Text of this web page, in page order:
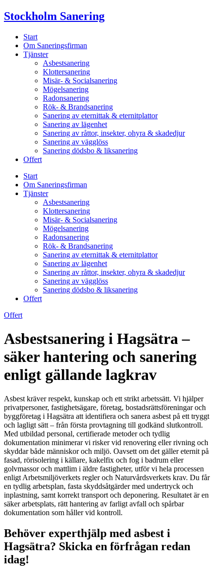
Skip
to
Stockholm Sanering
Start
Om Saneringsfirman
Tjänster
Asbestsanering
Klottersanering
Misär- & Socialsanering
Mögelsanering
Radonsanering
Rök- & Brandsanering
Sanering av eternittak & eternitplattor
Sanering av lägenhet
Sanering av råttor, insekter, ohyra & skadedjur
Sanering av vägglöss
Sanering dödsbo & liksanering
Offert
Start
Om Saneringsfirman
Tjänster
Asbestsanering
Klottersanering
Misär- & Socialsanering
Mögelsanering
Radonsanering
Rök- & Brandsanering
Sanering av eternittak & eternitplattor
Sanering av lägenhet
Sanering av råttor, insekter, ohyra & skadedjur
Sanering av vägglöss
Sanering dödsbo & liksanering
Offert
Offert
Asbestsanering i Hagsätra –
säker hantering och sanering
enligt gällande lagkrav
Asbest kräver respekt, kunskap och ett strikt arbetssätt. Vi hjälper
privatpersoner, fastighetsägare, företag, bostadsrättsföreningar och
byggföretag i Hagsätra att identifiera och sanera asbest på ett tryggt
och lagligt sätt – från första provtagning till godkänd slutkontroll.
Med utbildad personal, certifierade metoder och tydlig
dokumentation minimerar vi risker vid renovering eller rivning och
skyddar både människor och miljö. Oavsett om det gäller eternit på
fasad, rörisolering i källare, kakelfix och fog i badrum eller
golvmassor och mattlim i äldre fastigheter, utför vi hela processen
enligt Arbetsmiljöverkets regler och Naturvårdsverkets krav. Du får
en tydlig arbetsplan, fasta skyddsåtgärder med undertryck och
inplastning, samt korrekt transport och deponering. Resultatet är en
säker arbetsplats, rätt hantering av farligt avfall och spårbar
dokumentation som håller vid kontroll.
Behöver experthjälp med asbest i
Hagsätra? Skicka en förfrågan redan
idag!